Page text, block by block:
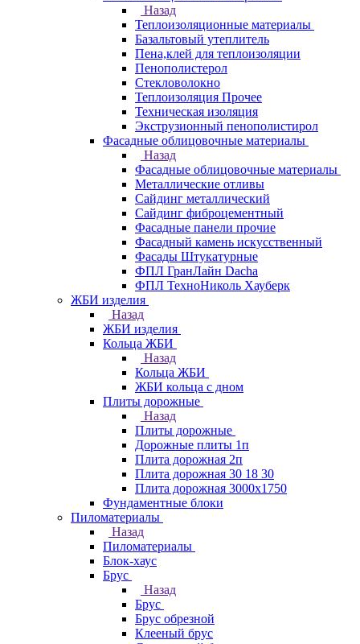
Назад
Теплоизоляционные материалы
Базальтовый утеплитель
Пена,клей для теплоизоляции
Пенополистерол
Стекловолокно
Теплоизоляция Прочее
Техническая изоляция
Экструзионный пенополистирол
Фасадные облицовочные материалы
Назад
Фасадные облицовочные материалы
Металлические отливы
Сайдинг металлический
Сайдинг фиброцементный
Фасадные панели прочие
Фасадный камень искусственный
Фасады Штукатурные
ФПЛ ГранЛайн Dacha
ФПЛ ТехноНиколь Хауберк
ЖБИ изделия
Назад
ЖБИ изделия
Кольца ЖБИ
Назад
Кольца ЖБИ
ЖБИ кольца с дном
Плиты дорожные
Назад
Плиты дорожные
Дорожные плиты 1п
Плита дорожная 2п
Плита дорожная 30 18 30
Плита дорожная 3000х1750
Фундаментные блоки
Пиломатериалы
Назад
Пиломатериалы
Блок-хаус
Брус
Назад
Брус
Брус обрезной
Клееный брус